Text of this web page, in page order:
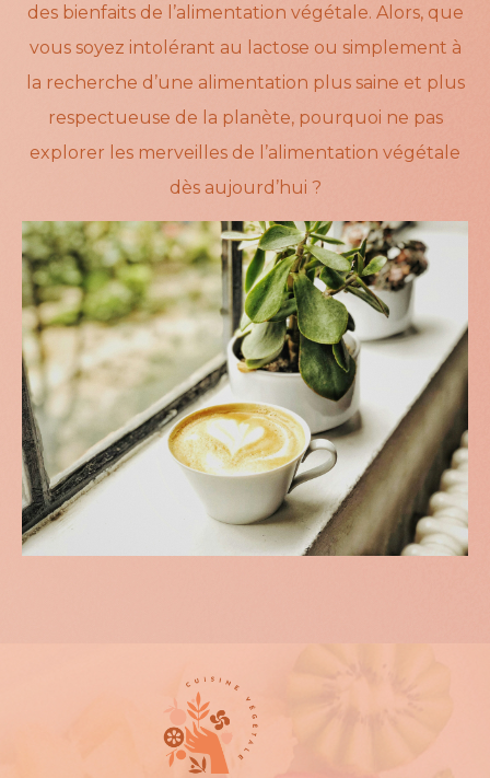
des bienfaits de l’alimentation végétale. Alors, que
vous soyez intolérant au lactose ou simplement à
la recherche d’une alimentation plus saine et plus
respectueuse de la planète, pourquoi ne pas
explorer les merveilles de l’alimentation végétale
dès aujourd’hui ?